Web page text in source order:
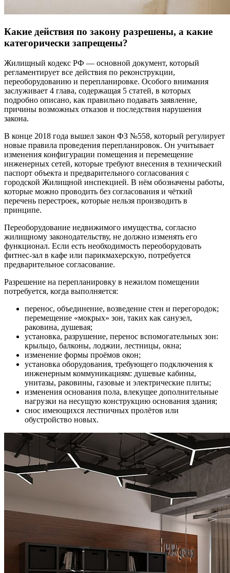
Какие действия по закону разрешены, а какие
категорически запрещены?
Жилищный кодекс РФ — основной документ, который
регламентирует все действия по реконструкции,
переоборудованию и перепланировке. Особого внимания
заслуживает 4 глава, содержащая 5 статей, в которых
подробно описано, как правильно подавать заявление,
причины возможных отказов и последствия нарушения
закона.
В конце 2018 года вышел закон ФЗ №558, который регулирует
новые правила проведения перепланировок. Он учитывает
изменения конфигурации помещения и перемещение
инженерных сетей, которые требуют внесения в технический
паспорт объекта и предварительного согласования с
городской Жилищной инспекцией. В нём обозначены работы,
которые можно проводить без согласования и чёткий
перечень перестроек, которые нельзя производить в
принципе.
Переоборудование недвижимого имущества, согласно
жилищному законодательству, не должно изменять его
функционал. Если есть необходимость переоборудовать
фитнес-зал в кафе или парикмахерскую, потребуется
предварительное согласование.
Разрешение на перепланировку в нежилом помещении
потребуется, когда выполняется:
перенос, объединение, возведение стен и перегородок;
перемещение «мокрых» зон, таких как санузел,
раковина, душевая;
установка, разрушение, перенос вспомогательных зон:
крыльцо, балконы, лоджии, лестницы, окна;
изменение формы проёмов окон;
установка оборудования, требующего подключения к
инженерным коммуникациям: душевые кабины,
унитазы, раковины, газовые и электрические плиты;
изменения основания пола, влекущее дополнительные
нагрузки на несущую конструкцию основания здания;
снос имеющихся лестничных пролётов или
обустройство новых.